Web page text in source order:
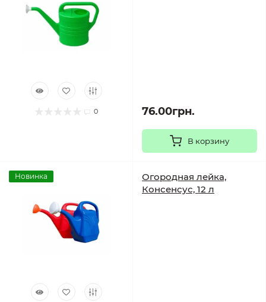
0 76.00грн.
В корзину
Новинка
Огородная лейка,
Консенсус, 12 л